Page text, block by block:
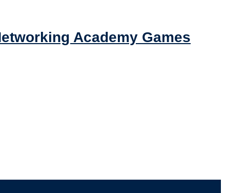
Academy Games